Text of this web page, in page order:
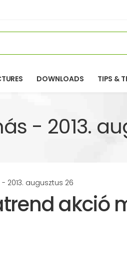
DOWNLOADS TIPS &
- 2013.
2013. augusztus 26
akció